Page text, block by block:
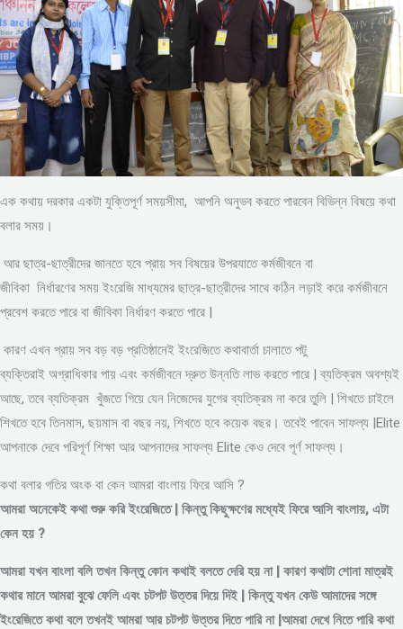
এক কথায় দরকার একটা যুক্তিপূর্ণ সময়সীমা, আপনি অনুভব করতে পারবেন বিভিন্ন বিষয়ে কথা
বলার সময়।
আর ছাত্র-ছাত্রীদের জানতে হবে প্রায় সব বিষয়ের উপরযাতে কর্মজীবনে বা
জীবিকা নির্ধারণের সময় ইংরেজি মাধ্যমের ছাত্র-ছাত্রীদের সাথে কঠিন লড়াই করে কর্মজীবনে
প্রবেশ করতে পারে বা জীবিকা নির্ধারণ করতে পারে |
কারণ এখন প্রায় সব বড় বড় প্রতিষ্ঠানেই ইংরেজিতে কথাবার্তা চালাতে পটু
ব্যক্তিরাই অগ্রাধিকার পায় এবং কর্মজীবনে দ্রুত উন্নতি লাভ করতে পারে | ব্যতিক্রম অবশ্যই
আছে, তবে ব্যতিক্রম খুঁজতে গিয়ে যেন নিজেদের যুগের ব্যতিক্রম না করে তুলি | শিখতে চাইলে
শিখতে হবে তিনমাস, ছয়মাস বা বছর নয়, শিখতে হবে কয়েক বছর। তবেই পাবেন সাফল্য |Elite
আপনাকে দেবে পরিপূর্ণ শিক্ষা আর আপনাদের সাফল্য Elite কেও দেবে পূর্ণ সাফল্য।
কথা বলার গতির অংক বা কেন আমরা বাংলায় ফিরে আসি ?
আমরা অনেকেই কথা শুরু করি ইংরেজিতে | কিন্তু কিছুক্ষণের মধ্যেই ফিরে আসি বাংলায়, এটা
কেন হয় ?
আমরা যখন বাংলা বলি তখন কিন্তু কোন কথাই বলতে দেরি হয় না | কারণ কথাটা শোনা মাত্রই
কথার মানে আমরা বুঝে ফেলি এবং চটপট উত্তর দিয়ে দিই | কিন্তু যখন কেউ আমাদের সঙ্গে
ইংরেজিতে কথা বলে তখনই আমরা আর চটপট উত্তর দিতে পারি না |আমরা দেখে নিতে পারি কথা